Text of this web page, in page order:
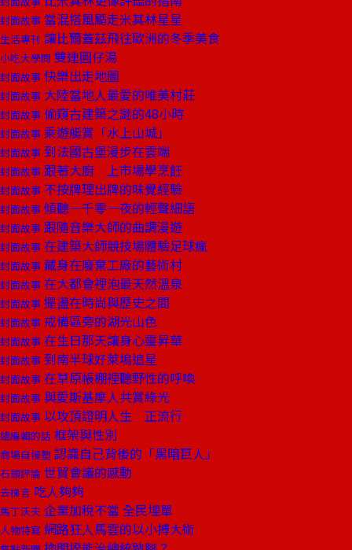
封面故事 當混搭風颳走米其林星星
生活專刊 讓比爾蓋茲飛往歐洲的冬季美食
小吃大學問 雙連圓仔湯
封面故事 快樂出走地圖
封面故事 大陸當地人最愛的唯美村莊
封面故事 偷窺古建築之謎的48小時
封面故事 乘遊艇賞「水上山城」
封面故事 到法國古堡漫步在雲端
封面故事 跟著大廚 上市場學烹飪
封面故事 不按牌理出牌的味覺經驗
封面故事 傾聽一千零一夜的輕聲細語
封面故事 跟隨音樂大師的曲調漫遊
封面故事 在建築大師競技場體驗足球瘋
封面故事 藏身在廢棄工廠的藝術村
封面故事 在大都會裡泡最天然溫泉
封面故事 擺盪在時尚與歷史之間
封面故事 戒備區旁的湖光山色
封面故事 在生日那天讓身心靈昇華
封面故事 到南半球好萊塢追星
封面故事 在草原帳棚裡聽野性的呼喚
封面故事 與愛斯基摩人共賞綠光
封面故事 以攻頂證明人生 正流行
總編輯的話 框架與性別
商場自慢塾 認識自己背後的「黑暗巨人」
石頭評論 世貿會議的感動
去梯言 吃人夠夠
馬丁沃夫 企業加稅不當 全民埋單
人物特寫 網路狂人馬雲的以小搏大術